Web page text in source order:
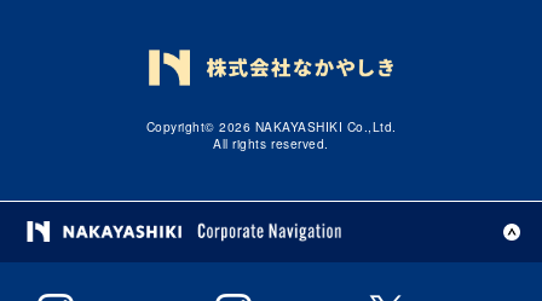
Copyright© 2026 NAKAYASHIKI Co.,Ltd.
All rights reserved.